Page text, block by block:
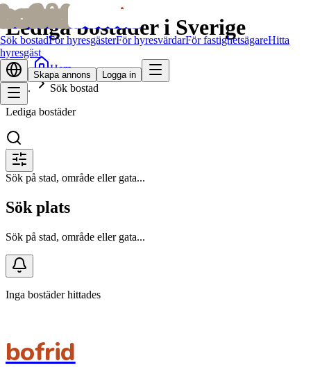
bofridbofrid
Sök bostadFör hyresgästerFör hyresvärdarFör fastighetsägareHitta
hyresgäst
Skapa annons Logga in
Lediga bostäder i Sverige
Hem
Sök bostad
Lediga bostäder
Sök på stad, område eller gata...
Sök plats
Sök på stad, område eller gata...
Inga bostäder hittades
bofrid